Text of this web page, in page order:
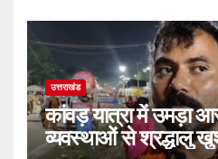
उत्तराखंड
कांवड़ यात्रा में उमड़ा
व्यवस्थाओं से श्रद्धालु